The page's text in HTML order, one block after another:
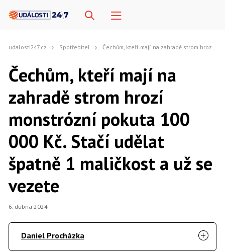
udalosti247.cz Spotřebitel Čechům, kteří mají na zahradě strom hrozí monstrózní pokuta 100 000 Kč. Stačí udělat špatně 1 maličkost a už se vezete
Čechům, kteří mají na
zahradě strom hrozí
monstrózní pokuta 100
000 Kč. Stačí udělat
špatně 1 maličkost a už se
vezete
6. dubna 2024
Daniel Procházka